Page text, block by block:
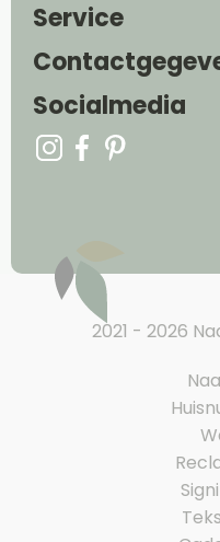
Service
Socialmedia
2021 - 2026